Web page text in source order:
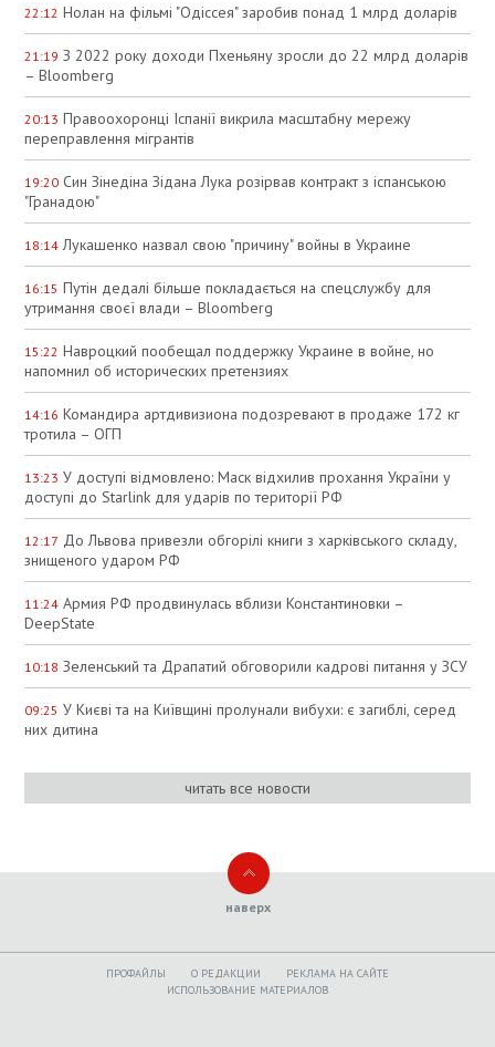
22:12 Нолан на фільмі "Одіссея" заробив понад 1 млрд доларів
21:19 З 2022 року доходи Пхеньяну зросли до 22 млрд доларів
– Bloomberg
20:13 Правоохоронці Іспанії викрила масштабну мережу
переправлення мігрантів
19:20 Син Зінедіна Зідана Лука розірвав контракт з іспанською
"Гранадою"
18:14 Лукашенко назвал свою "причину" войны в Украине
16:15 Путін дедалі більше покладається на спецслужбу для
утримання своєї влади – Bloomberg
15:22 Навроцкий пообещал поддержку Украине в войне, но
напомнил об исторических претензиях
14:16 Командира артдивизиона подозревают в продаже 172 кг
тротила – ОГП
13:23 У доступі відмовлено: Маск відхилив прохання України у
доступі до Starlink для ударів по території РФ
12:17 До Львова привезли обгорілі книги з харківського складу,
знищеного ударом РФ
11:24 Армия РФ продвинулась вблизи Константиновки –
DeepState
10:18 Зеленський та Драпатий обговорили кадрові питання у ЗСУ
09:25 У Києві та на Київщині пролунали вибухи: є загиблі, серед
них дитина
читать все новости
наверх
ПРОФАЙЛЫ O РЕДАКЦИИ
РЕКЛАМА НА САЙТЕ
ИСПОЛЬЗОВАНИЕ МАТЕРИАЛОВ